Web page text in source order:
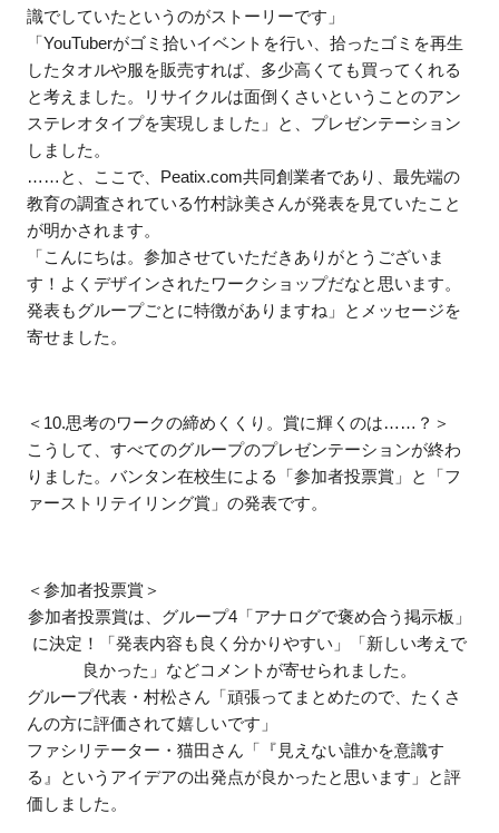
識でしていたというのがストーリーです」
「YouTuberがゴミ拾いイベントを行い、拾ったゴミを再生
したタオルや服を販売すれば、多少高くても買ってくれる
と考えました。リサイクルは面倒くさいということのアン
ステレオタイプを実現しました」と、プレゼンテーション
しました。
……と、ここで、Peatix.com共同創業者であり、最先端の
教育の調査されている竹村詠美さんが発表を見ていたこと
が明かされます。
「こんにちは。参加させていただきありがとうございま
す！よくデザインされたワークショップだなと思います。
発表もグループごとに特徴がありますね」とメッセージを
寄せました。
＜10.思考のワークの締めくくり。賞に輝くのは……？＞
こうして、すべてのグループのプレゼンテーションが終わ
りました。バンタン在校生による「参加者投票賞」と「フ
ァーストリテイリング賞」の発表です。
＜参加者投票賞＞
参加者投票賞は、グループ4「アナログで褒め合う掲示板」
に決定！「発表内容も良く分かりやすい」「新しい考えで
良かった」などコメントが寄せられました。
グループ代表・村松さん「頑張ってまとめたので、たくさ
んの方に評価されて嬉しいです」
ファシリテーター・猫田さん「『見えない誰かを意識す
る』というアイデアの出発点が良かったと思います」と評
価しました。